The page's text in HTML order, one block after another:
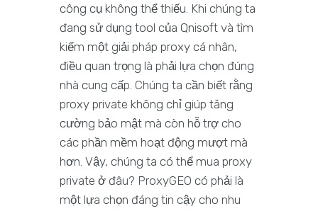
công cụ không thể thiếu. Khi chúng ta
đang sử dụng tool của Qnisoft và tìm
kiếm một giải pháp proxy cá nhân,
điều quan trọng là phải lựa chọn đúng
nhà cung cấp. Chúng ta cần biết rằng
proxy private không chỉ giúp tăng
cường bảo mật mà còn hỗ trợ cho
các phần mềm hoạt động mượt mà
hơn. Vậy, chúng ta có thể mua proxy
private ở đâu? ProxyGEO có phải là
một lựa chọn đáng tin cậy cho nhu